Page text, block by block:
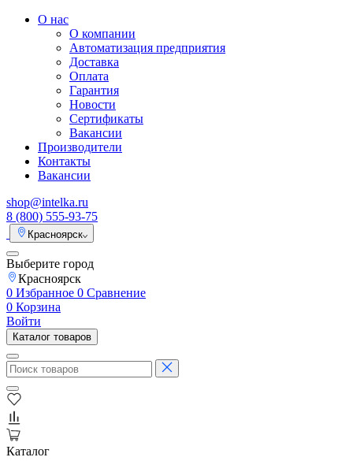
О нас
О компании
Автоматизация предприятия
Доставка
Оплата
Гарантия
Новости
Сертификаты
Вакансии
Производители
Контакты
Вакансии
shop@intelka.ru
8 (800) 555-93-75
Красноярск
Выберите город
Красноярск
0 Избранное 0 Сравнение
0 Корзина
Войти
Каталог товаров
Каталог